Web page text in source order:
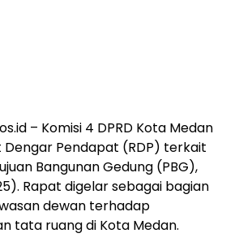
– Komisi 4 DPRD Kota Medan
Pendapat (RDP) terkait
Bangunan Gedung (PBG),
Rapat digelar sebagai bagian
dewan terhadap
tata ruang di Kota Medan.